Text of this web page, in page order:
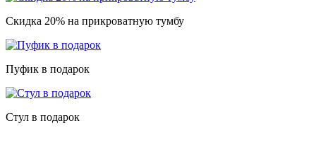
Скидка 20% на прикроватную тумбу
Пуфик в подарок
Стул в подарок